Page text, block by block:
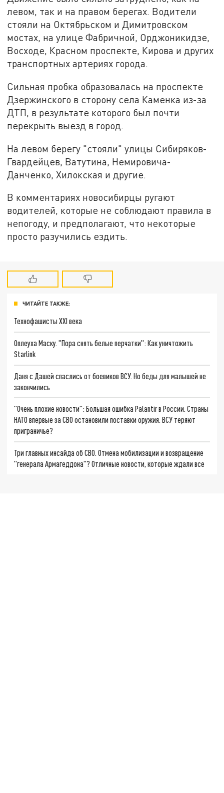
левом, так и на правом берегах. Водители
стояли на Октябрьском и Димитровском
мостах, на улице Фабричной, Орджоникидзе,
Восходе, Красном проспекте, Кирова и других
транспортных артериях города.
Сильная пробка образовалась на проспекте
Дзержинского в сторону села Каменка из-за
ДТП, в результате которого был почти
перекрыть выезд в город.
На левом берегу "стояли" улицы Сибиряков-
Гвардейцев, Ватутина, Немировича-
Данченко, Хилокская и другие.
В комментариях новосибирцы ругают
водителей, которые не соблюдают правила в
непогоду, и предполагают, что некоторые
просто разучились ездить.
ЧИТАЙТЕ ТАКЖЕ:
Технофашисты XXI века
Оплеуха Маску. "Пора снять белые перчатки": Как уничтожить
Starlink
Даня с Дашей спаслись от боевиков ВСУ. Но беды для малышей не
закончились
"Очень плохие новости": Большая ошибка Palantir в России. Страны
НАТО впервые за СВО остановили поставки оружия. ВСУ теряют
приграничье?
Три главных инсайда об СВО. Отмена мобилизации и возвращение
"генерала Армагеддона"? Отличные новости, которые ждали все